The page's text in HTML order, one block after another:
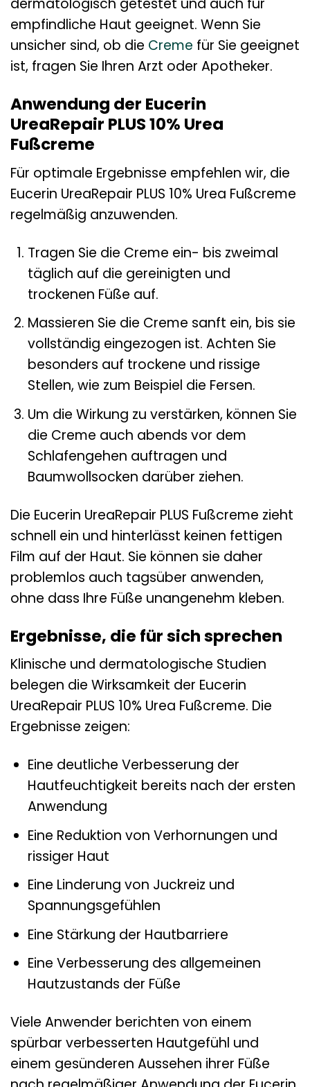
dermatologisch getestet und auch für
empfindliche Haut geeignet. Wenn Sie
unsicher sind, ob die Creme für Sie geeignet
ist, fragen Sie Ihren Arzt oder Apotheker.
Anwendung der Eucerin
UreaRepair PLUS 10% Urea
Fußcreme
Für optimale Ergebnisse empfehlen wir, die
Eucerin UreaRepair PLUS 10% Urea Fußcreme
regelmäßig anzuwenden.
Tragen Sie die Creme ein- bis zweimal
täglich auf die gereinigten und
trockenen Füße auf.
Massieren Sie die Creme sanft ein, bis sie
vollständig eingezogen ist. Achten Sie
besonders auf trockene und rissige
Stellen, wie zum Beispiel die Fersen.
Um die Wirkung zu verstärken, können Sie
die Creme auch abends vor dem
Schlafengehen auftragen und
Baumwollsocken darüber ziehen.
Die Eucerin UreaRepair PLUS Fußcreme zieht
schnell ein und hinterlässt keinen fettigen
Film auf der Haut. Sie können sie daher
problemlos auch tagsüber anwenden,
ohne dass Ihre Füße unangenehm kleben.
Ergebnisse, die für sich sprechen
Klinische und dermatologische Studien
belegen die Wirksamkeit der Eucerin
UreaRepair PLUS 10% Urea Fußcreme. Die
Ergebnisse zeigen:
Eine deutliche Verbesserung der
Hautfeuchtigkeit bereits nach der ersten
Anwendung
Eine Reduktion von Verhornungen und
rissiger Haut
Eine Linderung von Juckreiz und
Spannungsgefühlen
Eine Stärkung der Hautbarriere
Eine Verbesserung des allgemeinen
Hautzustands der Füße
Viele Anwender berichten von einem
spürbar verbesserten Hautgefühl und
einem gesünderen Aussehen ihrer Füße